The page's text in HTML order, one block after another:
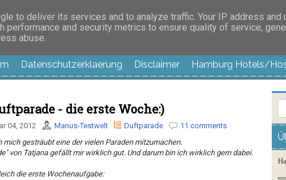
außer langweilig
Datenschutzerklaerung Disclaimer Hamburg Hotels/
- die erste Woche:)
04, 2012 Manus-Testwelt Duftparade
11 comments
mich gesträubt eine der vielen Paraden mitzumachen.
von Tatjana gefällt mir wirklich gut. Und darum bin ich wirklich gern dabei.
die erste Wochenaufgabe:
to deliver its services and to analyze traffic. Your IP address and
performance and security metrics to ensure quality of service,
abuse.